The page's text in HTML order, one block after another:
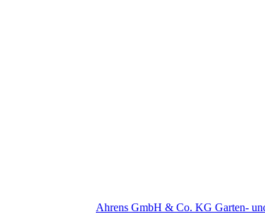
Ahrens GmbH & Co. KG Garten-